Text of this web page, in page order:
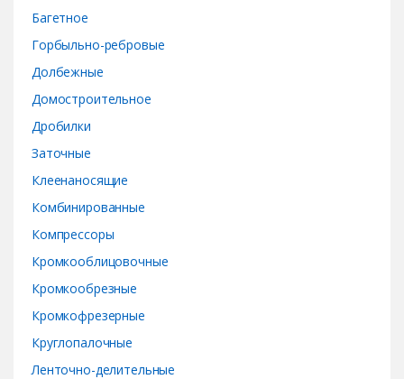
Багетное
Горбыльно-ребровые
Долбежные
Домостроительное
Дробилки
Заточные
Клеенаносящие
Комбинированные
Компрессоры
Кромкооблицовочные
Кромкообрезные
Кромкофрезерные
Круглопалочные
Ленточно-делительные